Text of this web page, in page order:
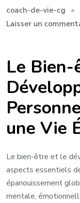
coach-de-vie-cg
Laisser un
Le
une Vie
Le bien-être et le
aspects essentiels
épanouissement
mentale,